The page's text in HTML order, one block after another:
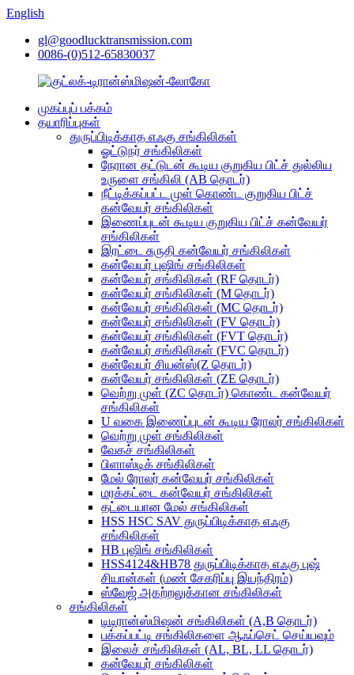
English
gl@goodlucktransmission.com
0086-(0)512-65830037
முகப்புப் பக்கம்
தயாரிப்புகள்
துருப்பிடிக்காத எஃகு சங்கிலிகள்
ஓட்டுநர் சங்கிலிகள்
நேரான தட்டுடன் கூடிய குறுகிய பிட்ச் துல்லிய
உருளை சங்கிலி (AB தொடர்)
நீட்டிக்கப்பட்ட முள் கொண்ட குறுகிய பிட்ச்
கன்வேயர் சங்கிலிகள்
இணைப்புடன் கூடிய குறுகிய பிட்ச் கன்வேயர்
சங்கிலிகள்
இரட்டை சுருதி கன்வேயர் சங்கிலிகள்
கன்வேயர் புஷிங் சங்கிலிகள்
கன்வேயர் சங்கிலிகள் (RF தொடர்)
கன்வேயர் சங்கிலிகள் (M தொடர்)
கன்வேயர் சங்கிலிகள் (MC தொடர்)
கன்வேயர் சங்கிலிகள் (FV தொடர்)
கன்வேயர் சங்கிலிகள் (FVT தொடர்)
கன்வேயர் சங்கிலிகள் (FVC தொடர்)
கன்வேயர் சியன்ஸ்(Z தொடர்)
கன்வேயர் சங்கிலிகள் (ZE தொடர்)
வெற்று முள் (ZC தொடர்) கொண்ட கன்வேயர்
சங்கிலிகள்
U வகை இணைப்புடன் கூடிய ரோலர் சங்கிலிகள்
வெற்று முள் சங்கிலிகள்
வேகச் சங்கிலிகள்
பிளாஸ்டிக் சங்கிலிகள்
மேல் ரோலர் கன்வேயர் சங்கிலிகள்
மரக்கட்டை கன்வேயர் சங்கிலிகள்
தட்டையான மேல் சங்கிலிகள்
HSS HSC SAV துருப்பிடிக்காத எஃகு
சங்கிலிகள்
HB புஷிங் சங்கிலிகள்
HSS4124&HB78 துருப்பிடிக்காத எஃகு புஷ்
சியான்கள் (மண் சேகரிப்பு இயந்திரம்)
ஸ்வேஜ் அகற்றலுக்கான சங்கிலிகள்
சங்கிலிகள்
டிடிரான்ஸ்மிஷன் சங்கிலிகள் (A,B தொடர்)
பக்கப்பட்டி சங்கிலிகளை ஆஃப்செட் செய்யவும்
இலைச் சங்கிலிகள் (AL, BL, LL தொடர்)
கன்வேயர் சங்கிலிகள்